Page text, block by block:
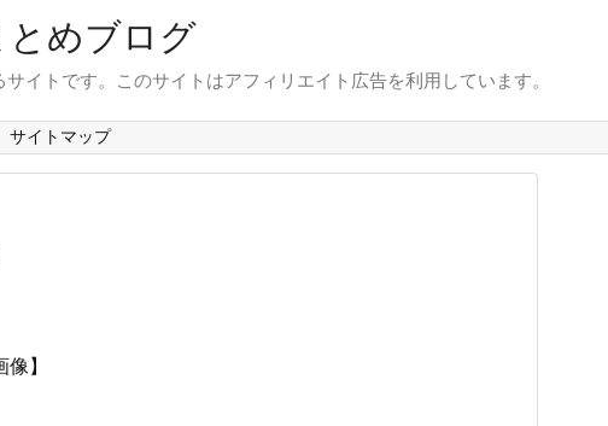
とめブログ
イトです。このサイトはアフィリエイト広告を利用しています。
サイトマップ
】